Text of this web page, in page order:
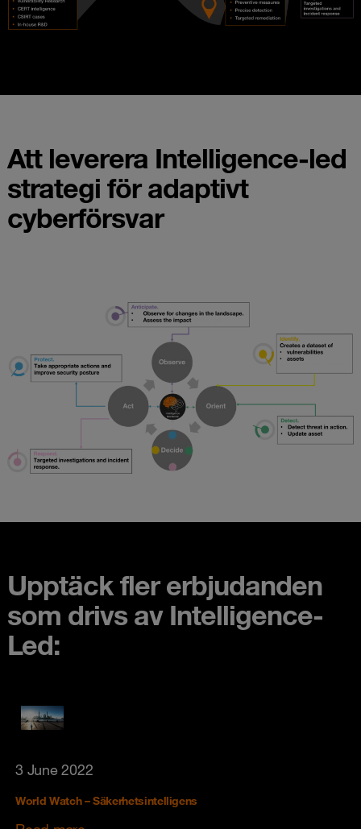
Att leverera Intelligence-led
strategi för adaptivt
cyberförsvar
Upptäck fler erbjudanden
som drivs av Intelligence-
Led:
3 June 2022
World Watch – Säkerhetsintelligens